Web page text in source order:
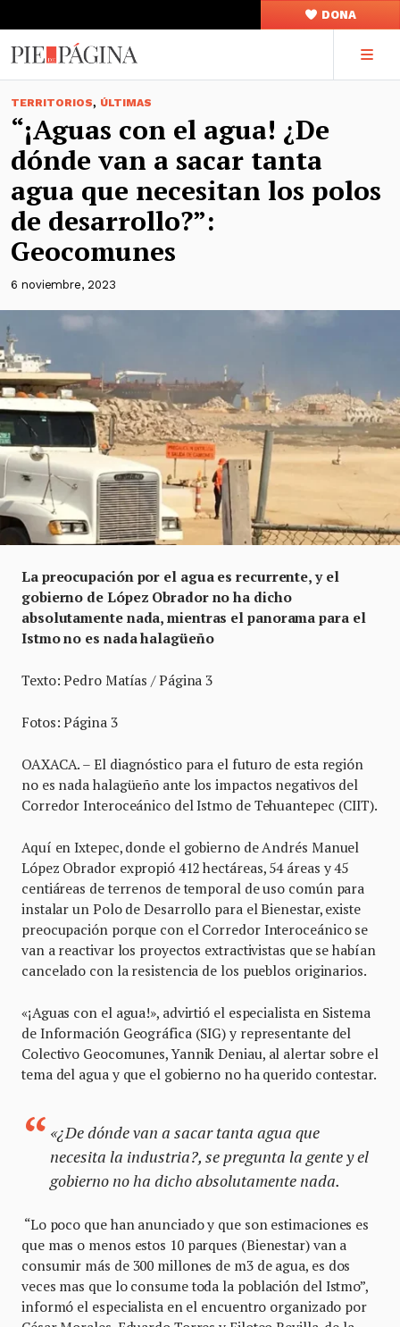
DONA
TERRITORIOS, ÚLTIMAS
“¡Aguas con el agua! ¿De
dónde van a sacar tanta
agua que necesitan los polos
de desarrollo?”:
Geocomunes
6 noviembre, 2023
La preocupación por el agua es recurrente, y el
gobierno de López Obrador no ha dicho
absolutamente nada, mientras el panorama para el
Istmo no es nada halagüeño
Texto: Pedro Matías / Página 3
Fotos: Página 3
OAXACA. – El diagnóstico para el futuro de esta región
no es nada halagüeño ante los impactos negativos del
Corredor Interoceánico del Istmo de Tehuantepec (CIIT).
Aquí en Ixtepec, donde el gobierno de Andrés Manuel
López Obrador expropió 412 hectáreas, 54 áreas y 45
centiáreas de terrenos de temporal de uso común para
instalar un Polo de Desarrollo para el Bienestar, existe
preocupación porque con el Corredor Interoceánico se
van a reactivar los proyectos extractivistas que se habían
cancelado con la resistencia de los pueblos originarios.
«¡Aguas con el agua!», advirtió el especialista en Sistema
de Información Geográfica (SIG) y representante del
Colectivo Geocomunes, Yannik Deniau, al alertar sobre el
tema del agua y que el gobierno no ha querido contestar.
«¿De dónde van a sacar tanta agua que
necesita la industria?, se pregunta la gente y el
gobierno no ha dicho absolutamente nada.
“Lo poco que han anunciado y que son estimaciones es
que mas o menos estos 10 parques (Bienestar) van a
consumir más de 300 millones de m3 de agua, es dos
veces mas que lo consume toda la población del Istmo”,
informó el especialista en el encuentro organizado por